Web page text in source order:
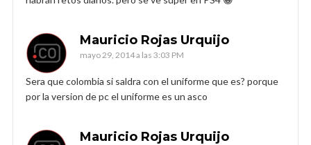
Mauricio Rojas Urquijo
mayo 29, 2014 a las 3:03 PM
Sera que colombia si saldra con el uniforme que es? porque
por la version de pc el uniforme es un asco
Mauricio Rojas Urquijo